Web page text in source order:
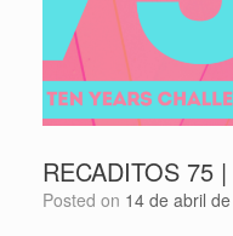
RECADITOS 75
Posted on 14 de abril